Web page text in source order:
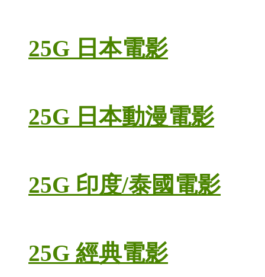
25G 日本電影
25G 日本動漫電影
25G 印度/泰國電影
25G 經典電影